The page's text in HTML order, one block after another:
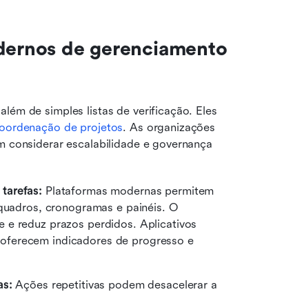
de gerenciamento
de simples listas de verificação. Eles
de projetos. As organizações
considerar escalabilidade e governança
Plataformas modernas permitem
cronogramas e painéis. O
e reduz prazos perdidos. Aplicativos
indicadores de progresso e
Ações repetitivas podem desacelerar a